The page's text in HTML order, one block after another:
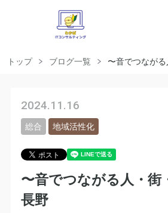
トップ ブログ一覧 〜音でつなが
2024.11.16
総合 地域活性化
〜音でつながる人・街
長野